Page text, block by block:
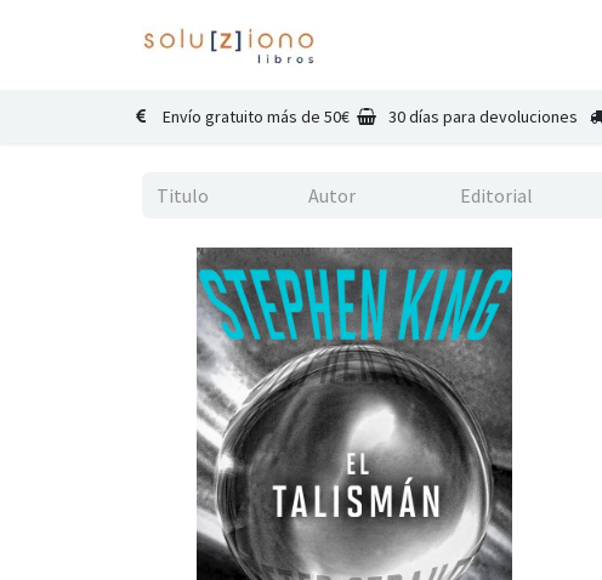
Envío gratuito más de 50€ 30 días para devoluciones